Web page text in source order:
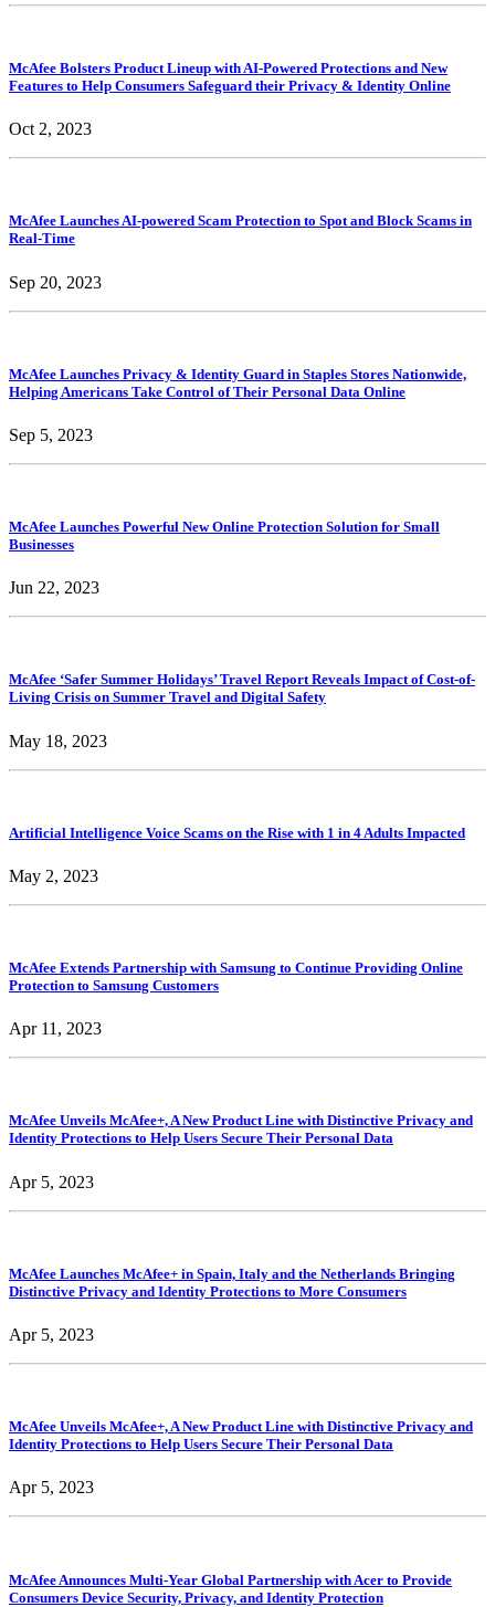
McAfee Bolsters Product Lineup with AI-Powered Protections and New
Features to Help Consumers Safeguard their Privacy & Identity Online
Oct 2, 2023
McAfee Launches AI-powered Scam Protection to Spot and Block Scams in
Real-Time
Sep 20, 2023
McAfee Launches Privacy & Identity Guard in Staples Stores Nationwide,
Helping Americans Take Control of Their Personal Data Online
Sep 5, 2023
McAfee Launches Powerful New Online Protection Solution for Small
Businesses
Jun 22, 2023
McAfee ‘Safer Summer Holidays’ Travel Report Reveals Impact of Cost-of-
Living Crisis on Summer Travel and Digital Safety
May 18, 2023
Artificial Intelligence Voice Scams on the Rise with 1 in 4 Adults Impacted
May 2, 2023
McAfee Extends Partnership with Samsung to Continue Providing Online
Protection to Samsung Customers
Apr 11, 2023
McAfee Unveils McAfee+, A New Product Line with Distinctive Privacy and
Identity Protections to Help Users Secure Their Personal Data
Apr 5, 2023
McAfee Launches McAfee+ in Spain, Italy and the Netherlands Bringing
Distinctive Privacy and Identity Protections to More Consumers
Apr 5, 2023
McAfee Unveils McAfee+, A New Product Line with Distinctive Privacy and
Identity Protections to Help Users Secure Their Personal Data
Apr 5, 2023
McAfee Announces Multi-Year Global Partnership with Acer to Provide
Consumers Device Security, Privacy, and Identity Protection